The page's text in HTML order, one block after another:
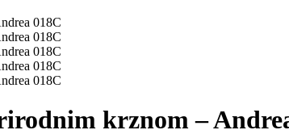
krznom –